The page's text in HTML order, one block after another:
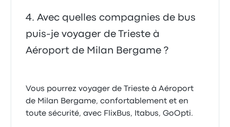
Avec quelles compagnies de bus
puis-je voyager de Trieste à
Aéroport de Milan Bergame ?
Vous pourrez voyager de Trieste à Aéroport
de Milan Bergame, confortablement et en
toute sécurité, avec FlixBus, Itabus, GoOpti.